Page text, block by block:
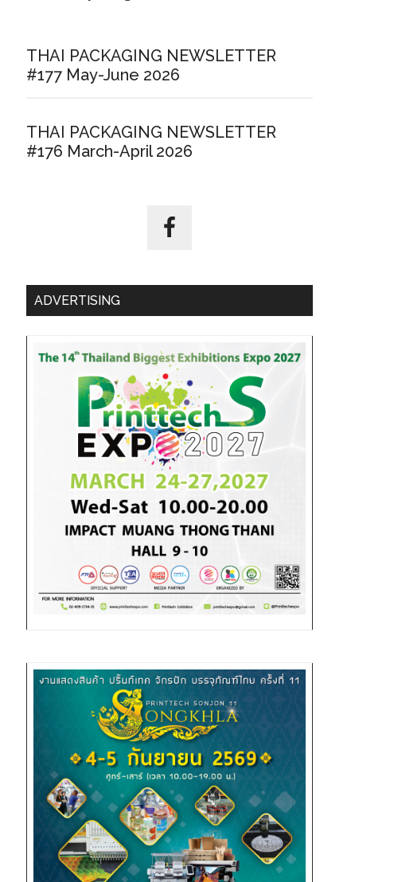
THAI PACKAGING NEWSLETTER
#177 May-June 2026
THAI PACKAGING NEWSLETTER
#176 March-April 2026
ADVERTISING